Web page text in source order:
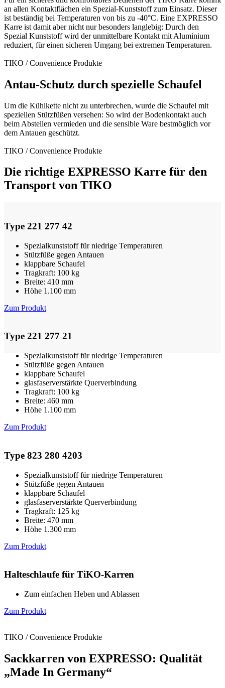
an allen Kontaktflächen ein Spezial-Kunststoff zum Einsatz. Dieser
ist beständig bei Temperaturen von bis zu -40°C. Eine EXPRESSO
Karre ist damit aber nicht nur besonders langlebig: Durch den
Spezial Kunststoff wird der unmittelbare Kontakt mit Aluminium
reduziert, für einen sicheren Umgang bei extremen Temperaturen.
TIKO / Convenience Produkte
Antau-Schutz durch spezielle Schaufel
Um die Kühlkette nicht zu unterbrechen, wurde die Schaufel mit
speziellen Stützfüßen versehen: So wird der Bodenkontakt auch
beim Abstellen vermieden und die sensible Ware bestmöglich vor
dem Antauen geschützt.
TIKO / Convenience Produkte
Die richtige EXPRESSO Karre für den
Transport von TIKO
Type 221 277 42
Spezialkunststoff für niedrige Temperaturen
Stützfüße gegen Antauen
klappbare Schaufel
Tragkraft: 100 kg
Breite: 410 mm
Höhe 1.100 mm
Zum Produkt
Type 221 277 21
Spezialkunststoff für niedrige Temperaturen
Stützfüße gegen Antauen
klappbare Schaufel
glasfaserverstärkte Querverbindung
Tragkraft: 100 kg
Breite: 460 mm
Höhe 1.100 mm
Zum Produkt
Type 823 280 4203
Spezialkunststoff für niedrige Temperaturen
Stützfüße gegen Antauen
klappbare Schaufel
glasfaserverstärkte Querverbindung
Tragkraft: 125 kg
Breite: 470 mm
Höhe 1.300 mm
Zum Produkt
Halteschlaufe für TiKO-Karren
Zum einfachen Heben und Ablassen
Zum Produkt
TIKO / Convenience Produkte
Sackkarren von EXPRESSO: Qualität
„Made In Germany“